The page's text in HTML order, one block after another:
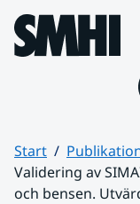
Hoppa till sidans
Start
Validering av
och bensen.